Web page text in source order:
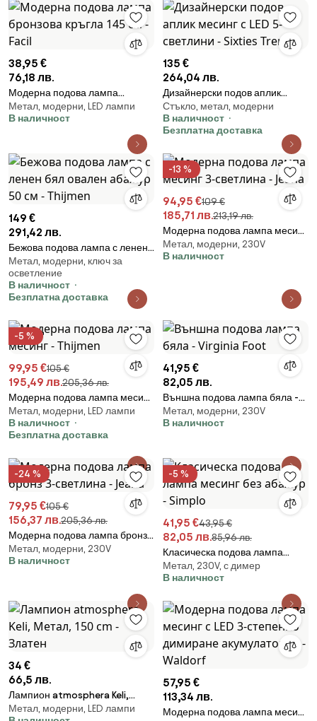
38,95 €
76,18 лв.
Модерна подова лампа
бронзова кръгла 145 см - Facil
Метал, модерни, LED лампи
В наличност
135 €
264,04 лв.
Дизайнерски подов аплик
месинг с LED 5-светлини -
Sixties Trento
Стъкло, метал, модерни
В наличност
Безплатна доставка
149 €
291,42 лв.
Бежова подова лампа с ленен
бял овален абажур 50 см -
Thijmen
Метал, модерни, ключ за
осветление
В наличност
Безплатна доставка
-13 %
94,95 €109 €
185,71 лв.213,19 лв.
Модерна подова лампа месинг
3-светлина - Jeana
Метал, модерни, 230V
В наличност
-5 %
99,95 €105 €
195,49 лв.205,36 лв.
Модерна подова лампа месинг
- Thijmen
Метал, модерни, LED лампи
В наличност
Безплатна доставка
41,95 €
82,05 лв.
Външна подова лампа бяла -
Virginia Foot
Метал, модерни, 230V
В наличност
-24 %
79,95 €105 €
156,37 лв.205,36 лв.
Модерна подова лампа бронз
3-светлина - Jeana
Метал, модерни, 230V
В наличност
-5 %
41,95 €43,95 €
82,05 лв.85,96 лв.
Класическа подова лампа
месинг без абажур - Simplo
Метал, 230V, с димер
В наличност
34 €
66,5 лв.
Лампион atmosphera Keli,
Метал, 150 cm - Златен
Метал, модерни, LED лампи
57,95 €
113,34 лв.
Модерна подова лампа месинг